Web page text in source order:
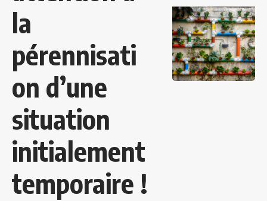
la
pérennisati
on d’une
situation
initialement
temporaire !